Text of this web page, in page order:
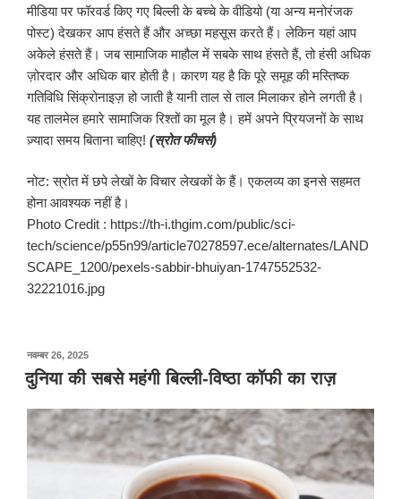
मीडिया पर फॉरवर्ड किए गए बिल्ली के बच्चे के वीडियो (या अन्य मनोरंजक
पोस्ट) देखकर आप हंसते हैं और अच्छा महसूस करते हैं। लेकिन यहां आप
अकेले हंसते हैं। जब सामाजिक माहौल में सबके साथ हंसते हैं, तो हंसी अधिक
ज़ोरदार और अधिक बार होती है। कारण यह है कि पूरे समूह की मस्तिष्क
गतिविधि सिंक्रोनाइज़ हो जाती है यानी ताल से ताल मिलाकर होने लगती है।
यह तालमेल हमारे सामाजिक रिश्तों का मूल है। हमें अपने प्रियजनों के साथ
ज़्यादा समय बिताना चाहिए! (स्रोत फीचर्स)
नोट: स्रोत में छपे लेखों के विचार लेखकों के हैं। एकलव्य का इनसे सहमत
होना आवश्यक नहीं है।
Photo Credit : https://th-i.thgim.com/public/sci-
tech/science/p55n99/article70278597.ece/alternates/LAND
SCAPE_1200/pexels-sabbir-bhuiyan-1747552532-
32221016.jpg
नवम्बर 26, 2025पर
प्रकाशित
किया
दुनिया की सबसे महंगी बिल्ली-विष्ठा कॉफी का राज़